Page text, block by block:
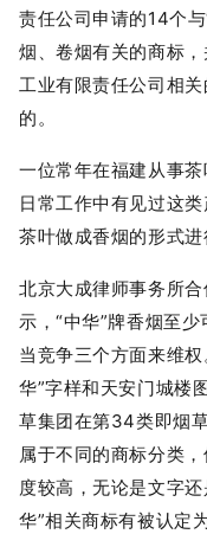
责任公司申请的14个
烟、卷烟有关的商标
工业有限责任公司相
的。
一位常年在福建从事
日常工作中有见过这
茶叶做成香烟的形式进
北京大成律师事务所
示，“中华”牌香烟至
当竞争三个方面来维
华”字样和天安门城楼
草集团在第34类即烟
属于不同的商标分类
度较高，无论是文字
华”相关商标有被认定